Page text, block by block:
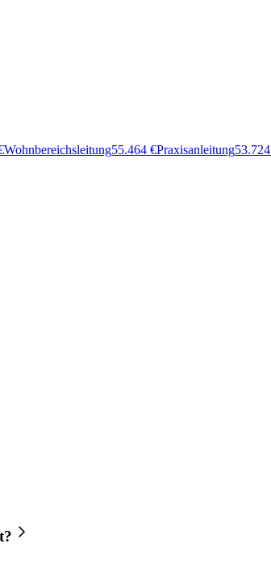
Wohnbereichsleitung55.464 €Praxisanleitung53.724